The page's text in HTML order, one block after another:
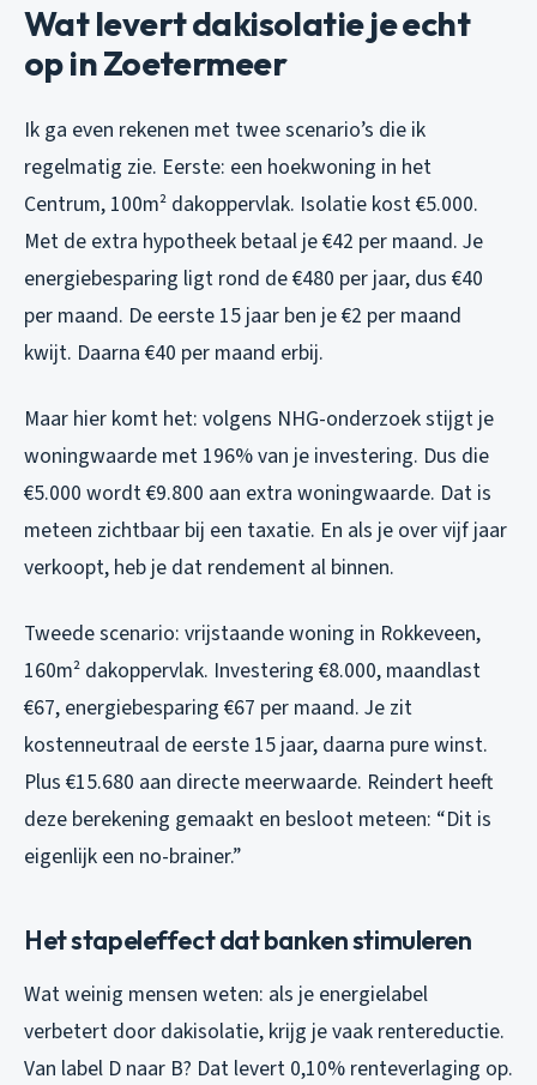
Wat levert dakisolatie je echt
op in Zoetermeer
Ik ga even rekenen met twee scenario’s die ik
regelmatig zie. Eerste: een hoekwoning in het
Centrum, 100m² dakoppervlak. Isolatie kost €5.000.
Met de extra hypotheek betaal je €42 per maand. Je
energiebesparing ligt rond de €480 per jaar, dus €40
per maand. De eerste 15 jaar ben je €2 per maand
kwijt. Daarna €40 per maand erbij.
Maar hier komt het: volgens NHG-onderzoek stijgt je
woningwaarde met 196% van je investering. Dus die
€5.000 wordt €9.800 aan extra woningwaarde. Dat is
meteen zichtbaar bij een taxatie. En als je over vijf jaar
verkoopt, heb je dat rendement al binnen.
Tweede scenario: vrijstaande woning in Rokkeveen,
160m² dakoppervlak. Investering €8.000, maandlast
€67, energiebesparing €67 per maand. Je zit
kostenneutraal de eerste 15 jaar, daarna pure winst.
Plus €15.680 aan directe meerwaarde. Reindert heeft
deze berekening gemaakt en besloot meteen: “Dit is
eigenlijk een no-brainer.”
Het stapeleffect dat banken stimuleren
Wat weinig mensen weten: als je energielabel
verbetert door dakisolatie, krijg je vaak rentereductie.
Van label D naar B? Dat levert 0,10% renteverlaging op.